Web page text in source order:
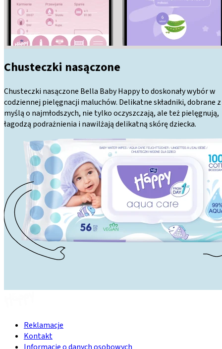
Chusteczki nasączone
Chusteczki nasączone Bella Baby Happy to doskonały wybór w
codziennej pielęgnacji maluchów. Delikatne składniki, dobrane z
myślą o najmłodszych, nie tylko oczyszczają, ale też pielęgnują,
łagodzą podrażnienia i nawilżają delikatną skórę dziecka.
Reklamacje
Kontakt
Informacje o danych osobowych